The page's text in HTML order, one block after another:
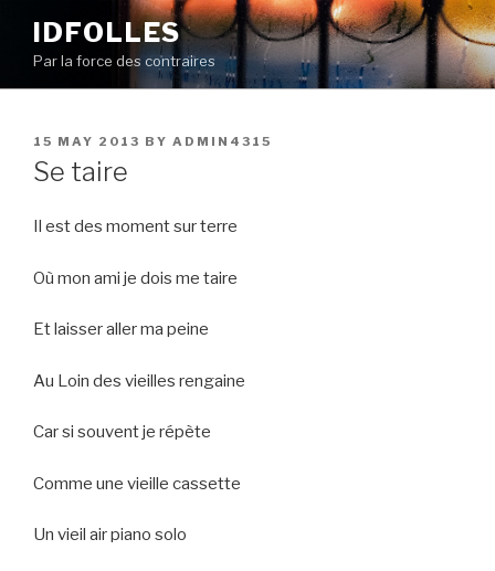
content
IDFOLLES
Par la force des contraires
POSTED
ON
15 MAY 2013 BY ADMIN4315
Se taire
Il est des moment sur terre
Où mon ami je dois me taire
Et laisser aller ma peine
Au Loin des vieilles rengaine
Car si souvent je répète
Comme une vieille cassette
Un vieil air piano solo